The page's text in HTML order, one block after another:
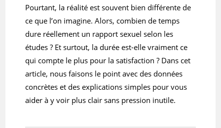
Pourtant, la réalité est souvent bien différente de
ce que l’on imagine. Alors, combien de temps
dure réellement un rapport sexuel selon les
études ? Et surtout, la durée est-elle vraiment ce
qui compte le plus pour la satisfaction ? Dans cet
article, nous faisons le point avec des données
concrètes et des explications simples pour vous
aider à y voir plus clair sans pression inutile.